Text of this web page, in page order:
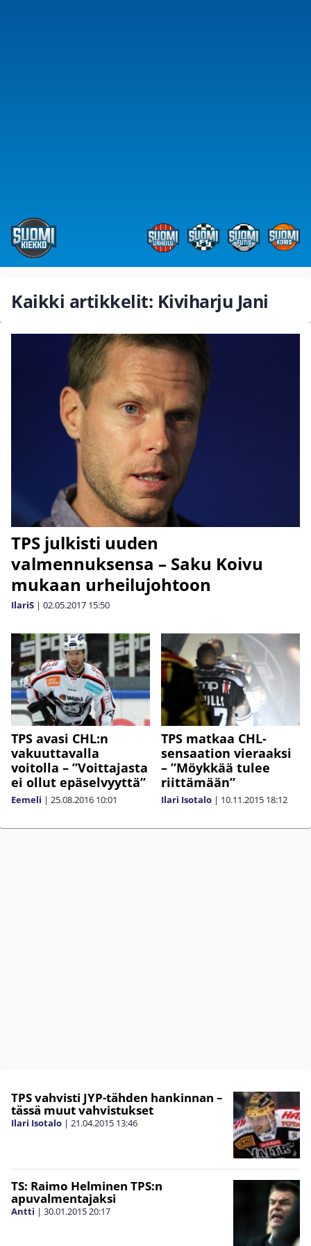
Kaikki artikkelit: Kiviharju Jani
TPS julkisti uuden
valmennuksensa – Saku Koivu
mukaan urheilujohtoon
IlariS | 02.05.2017 15:50
TPS avasi CHL:n
vakuuttavalla
voitolla – ”Voittajasta
ei ollut epäselvyyttä”
Eemeli | 25.08.2016 10:01
TPS matkaa CHL-
sensaation vieraaksi
– ”Möykkää tulee
riittämään”
Ilari Isotalo | 10.11.2015 18:12
TPS vahvisti JYP-tähden hankinnan –
tässä muut vahvistukset
Ilari Isotalo | 21.04.2015 13:46
TS: Raimo Helminen TPS:n
apuvalmentajaksi
Antti | 30.01.201520:17